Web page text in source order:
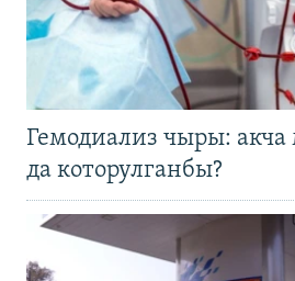
Гемодиализ чыры: акча
да которулганбы?